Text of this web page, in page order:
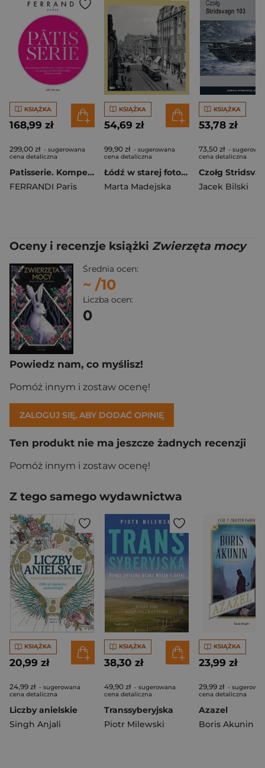
KSIĄŻKA
168,99 zł
299,00 zł - sugerowana
cena detaliczna
Patisserie. Kompendium przepisów i wiedzy cukierniczej od szkoły sztuki kulinarnej Ferrandi Paris
FERRANDI Paris
KSIĄŻKA
54,69 zł
99,90 zł - sugerowana
cena detaliczna
Łódź w starej fotografii
Marta Madejska
KSIĄŻKA
53,78 zł
73,50 zł -
cena detaliczna
Jacek Bilski
Oceny i recenzje książki Zwierzęta mocy
Średnia ocen:
~ /10
Liczba ocen:
0
Powiedz nam, co myślisz!
Pomóż innym i zostaw ocenę!
ZALOGUJ SIĘ, ABY DODAĆ OPINIĘ
Ten produkt nie ma jeszcze żadnych recenzji
Pomóż innym i zostaw ocenę!
Z tego samego wydawnictwa
KSIĄŻKA
20,99 zł
24,99 zł - sugerowana
cena detaliczna
Liczby anielskie
Singh Anjali
KSIĄŻKA
38,30 zł
49,90 zł - sugerowana
cena detaliczna
Transsyberyjska
Piotr Milewski
KSIĄŻKA
23,99 zł
29,99 zł -
cena detaliczna
Azazel
Boris Akunin